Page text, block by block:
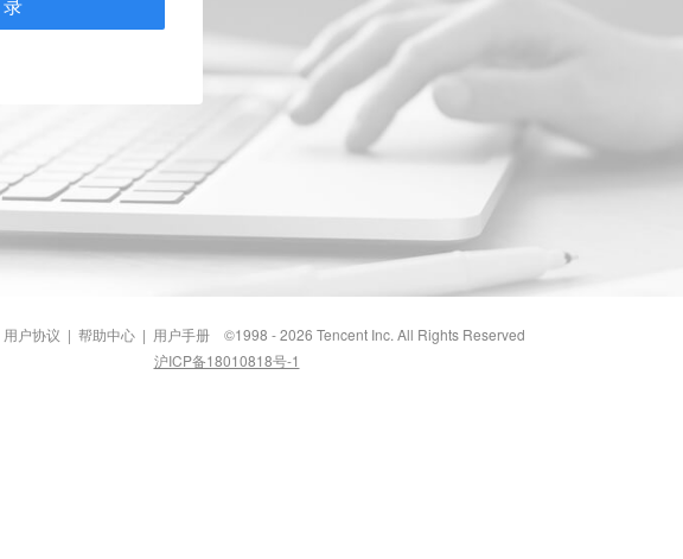
用户协议 | 帮助中心 | 用户手册©1998 - 2026 Tencent Inc. All Rights Reserved
沪ICP备18010818号-1